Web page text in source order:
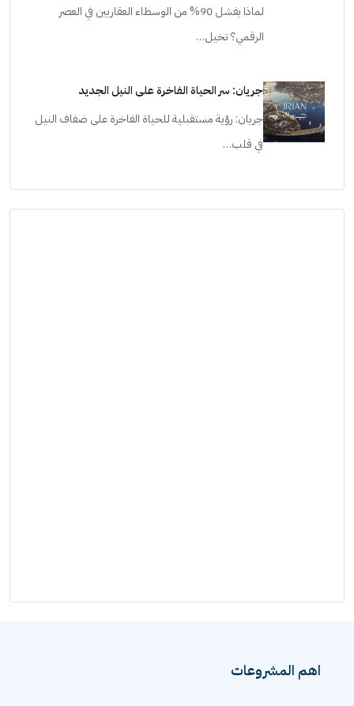
لماذا يفشل 90% من الوسطاء العقاريين في العصر
الرقمي؟ تخيل…
جريان: سر الحياة الفاخرة على النيل الجديد
جريان: رؤية مستقبلية للحياة الفاخرة على ضفاف النيل
في قلب…
اهم المشروعات